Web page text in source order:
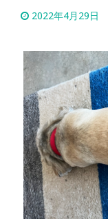
2022年4月29日